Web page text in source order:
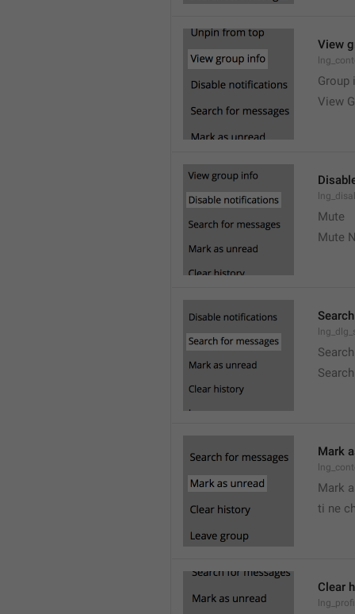
View
Group
View
Mute
Mute
Mark
Mark
ti ne
Clear